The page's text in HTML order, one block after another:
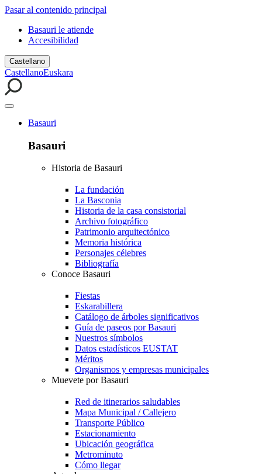
Pasar al contenido principal
Basauri le atiende
Accesibilidad
Castellano
CastellanoEuskara
Basauri
Basauri
Historia de Basauri
La fundación
La Basconia
Historia de la casa consistorial
Archivo fotográfico
Patrimonio arquitectónico
Memoria histórica
Personajes célebres
Bibliografía
Conoce Basauri
Fiestas
Eskarabillera
Catálogo de árboles significativos
Guía de paseos por Basauri
Nuestros símbolos
Datos estadísticos EUSTAT
Méritos
Organismos y empresas municipales
Muevete por Basauri
Red de itinerarios saludables
Mapa Municipal / Callejero
Transporte Público
Estacionamiento
Ubicación geográfica
Metrominuto
Cómo llegar